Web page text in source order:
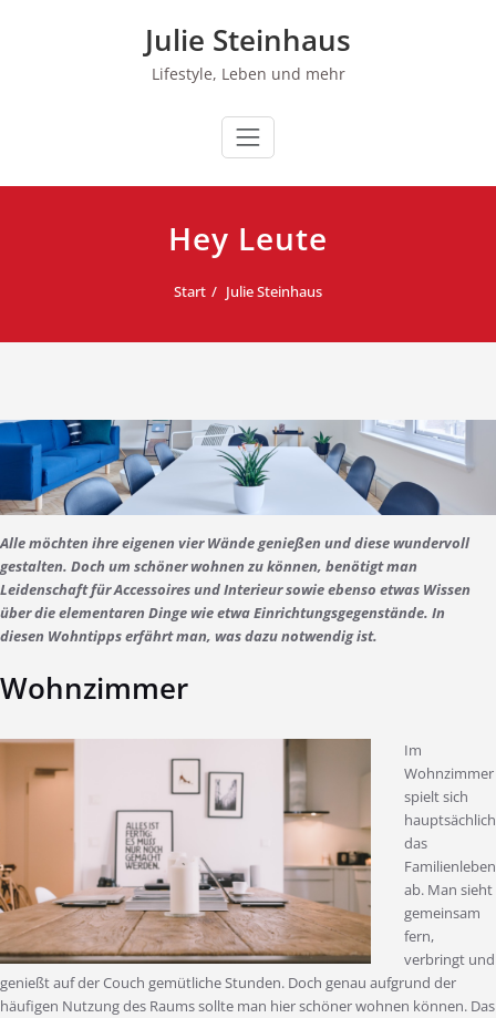
Julie Steinhaus
Lifestyle, Leben und mehr
Hey Leute
Start Julie Steinhaus
Alle möchten ihre eigenen vier Wände genießen und diese wundervoll
gestalten. Doch um schöner wohnen zu können, benötigt man
Leidenschaft für Accessoires und Interieur sowie ebenso etwas Wissen
über die elementaren Dinge wie etwa Einrichtungsgegenstände. In
diesen Wohntipps erfährt man, was dazu notwendig ist.
Wohnzimmer
Im
Wohnzimmer
spielt sich
hauptsächlich
das
Familienleben
ab. Man sieht
gemeinsam
fern,
verbringt und
genießt auf der Couch gemütliche Stunden. Doch genau aufgrund der
häufigen Nutzung des Raums sollte man hier schöner wohnen können. Das